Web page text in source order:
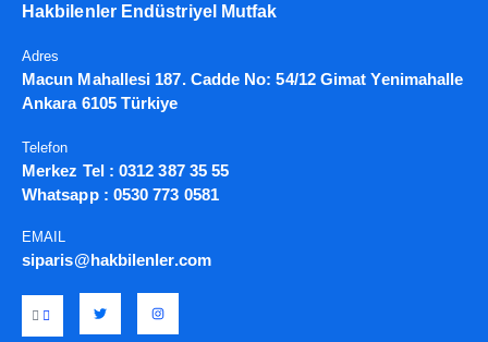
Hakbilenler Endüstriyel Mutfak
Adres
Macun Mahallesi 187. Cadde No: 54/12 Gimat Yenimahalle
Ankara 6105 Türkiye
Telefon
Merkez Tel : 0312 387 35 55
Whatsapp : 0530 773 0581
EMAIL
siparis@hakbilenler.com